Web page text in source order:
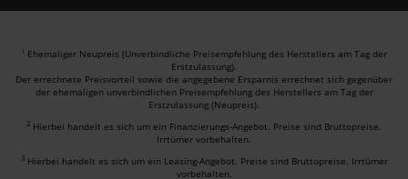
1 Ehemaliger Neupreis (Unverbindliche Preisempfehlung des Herstellers am Tag der
Erstzulassung).
Der errechnete Preisvorteil sowie die angegebene Ersparnis errechnet sich gegenüber
der ehemaligen unverbindlichen Preisempfehlung des Herstellers am Tag der
Erstzulassung (Neupreis).
2 Hierbei handelt es sich um ein Finanzierungs-Angebot. Preise sind Bruttopreise.
Irrtümer vorbehalten.
3 Hierbei handelt es sich um ein Leasing-Angebot. Preise sind Bruttopreise. Irrtümer
vorbehalten.